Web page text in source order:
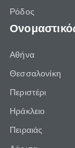
Ρόδος
Αθήνα
Θεσσαλονίκη
Περιστέρι
Ηράκλειο
Πειραιάς